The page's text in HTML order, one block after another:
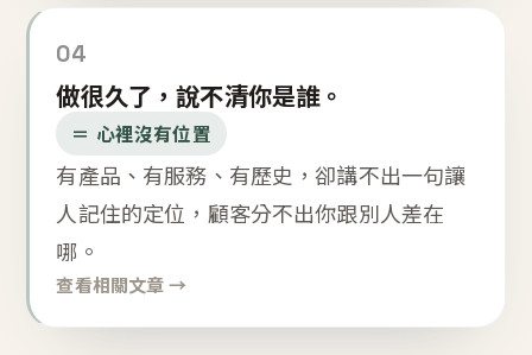
04
做很久了，說不清你是誰。
＝ 心裡沒有位置
有產品、有服務、有歷史，卻講不出一句讓
人記住的定位，顧客分不出你跟別人差在
哪。
查看相關文章 →